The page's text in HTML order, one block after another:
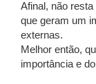
Afinal, não
que geram um
externas.
Melhor então,
importância e